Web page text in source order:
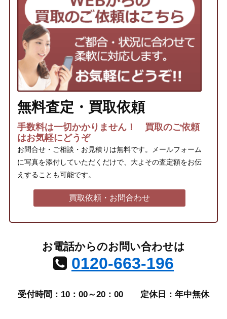
無料査定・買取依頼
手数料は一切かかりません！ 買取のご依頼
はお気軽にどうぞ
お問合せ・ご相談・お見積りは無料です。メールフォーム
に写真を添付していただくだけで、大よその査定額をお伝
えすることも可能です。
買取依頼・お問合わせ
お電話からのお問い合わせは
0120-663-196
受付時間：10：00～20：00 定休日：年中無休